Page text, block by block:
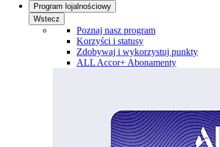
Program lojalnościowy
Wstecz
Poznaj nasz program
Korzyści i statusy
Zdobywaj i wykorzystuj punkty
ALL Accor+ Abonamenty